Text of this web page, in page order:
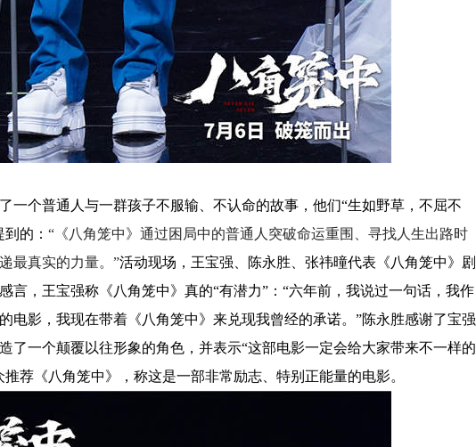
一个普通人与一群孩子不服输 不认命的故事 ， 他们“生如野草 ， 不屈不
到的 ： “《八角笼中》 通过困局中的普通人突破命运重围
寻找人生出路时
最真实的力量。”活动现场 ， 王宝强 陈永胜
张祎曈代表《八角笼中》剧
言 ， 王宝强称 《八角笼中》 真的“有潜力” ：“六年前 ， 我说过一句话 ， 我作
电影 ， 我现在带着 《八角笼中》 来兑现我曾经的承诺。 ”陈永胜感谢了宝强
了一个颠覆以往形象的角色 ， 并表示“这部电影一定会给大家带来不一样的
推荐 《八角笼中》， 称这是一部非常励志 特别正能量的电影。